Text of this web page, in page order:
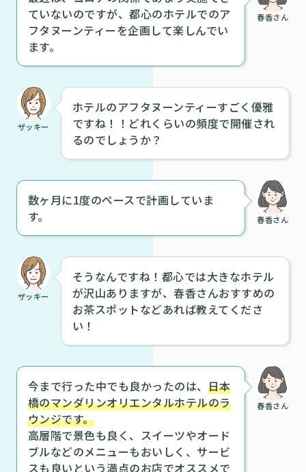
春香さん
ていないのですが、都心のホテルでのア
フタヌーンティーを企画して楽しんでい
ます。
ザッキー
ホテルのアフタヌーンティーすごく優雅
ですね！！どれくらいの頻度で開催され
るのでしょうか？
春香さん
数ヶ月に1度のペースで計画していま
す。
ザッキー
そうなんですね！都心では大きなホテル
が沢山ありますが、春香さんおすすめの
お茶スポットなどあれば教えてくださ
い！
春香さん
今まで行った中でも良かったのは、 日本
橋のマンダリンオリエンタルホテルのラ
ウンジです。
高層階で景色も良く、スイーツやオード
ブルなどのメニューもおいしく、サービ
スも良いという満点のお店でオススメで